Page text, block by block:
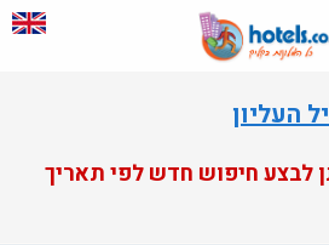
העליון
לבצע חיפוש חדש לפי תאריך